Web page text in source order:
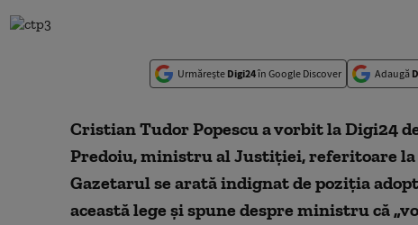
Urmărește Digi24în Google Discover Adaugă
Cristian Tudor Popescu a vorbit la Digi24
Predoiu, ministru al Justiției, referitoare
Gazetarul se arată indignat de poziția
această lege și spune despre ministru că